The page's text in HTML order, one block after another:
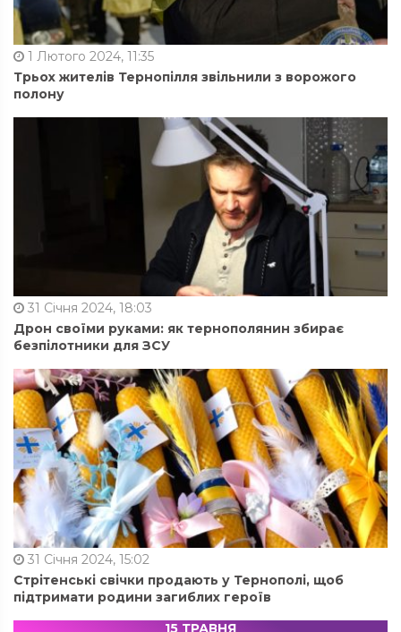
1 Лютого 2024, 11:35
Трьох жителів Тернопілля звільнили з ворожого
полону
31 Січня 2024, 18:03
Дрон своїми руками: як тернополянин збирає
безпілотники для ЗСУ
31 Січня 2024, 15:02
Стрітенські свічки продають у Тернополі, щоб
підтримати родини загиблих героїв
15 ТРАВНЯ